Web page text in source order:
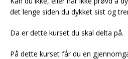
det lenge siden du dykket sist og
Da er dette kurset du skal delta på.
På dette kurset får du en